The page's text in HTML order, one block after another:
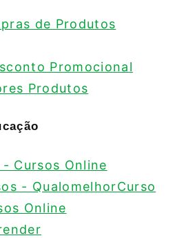
de Produtos
Promocional
Produtos
Cursos Online
- QualomelhorCurso
Online